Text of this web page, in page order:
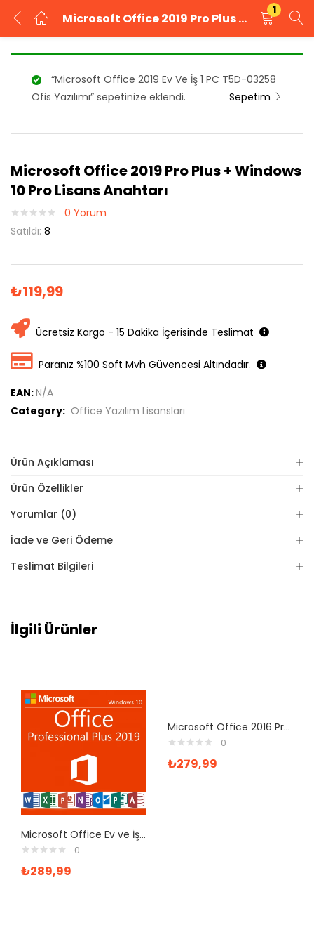
Microsoft Office 2019 Pro Plus + Windows 10 Pro Lisans Anahtarı
1
GIRIŞ YAP
KAYIT OL
Kullanıcı adınızı ve şifrenizi girin.
Beni Hatırla
“Microsoft Office 2019 Ev Ve İş 1 PC T5D-03258
Ofis Yazılımı” sepetinize eklendi.
Sepetim
Microsoft Office 2019 Pro Plus + Windows
10 Pro Lisans Anahtarı
0 Yorum
Satıldı: 8
₺119,99
Ücretsiz Kargo - 15 Dakika İçerisinde Teslimat
Paranız %100 Soft Mvh Güvencesi Altındadır.
EAN:N/A
Category: Office Yazılım Lisansları
Ürün Açıklaması
Ürün Özellikler
Yorumlar (0)
İade ve Geri Ödeme
Teslimat Bilgileri
İlgili Ürünler
Microsoft Office Ev ve İş 2019 Elektronik Lisans
0
₺289,99
Microsoft Office 2016 Pro Plus Dijital Lisans Ofis Yazılımı
0
₺279,99